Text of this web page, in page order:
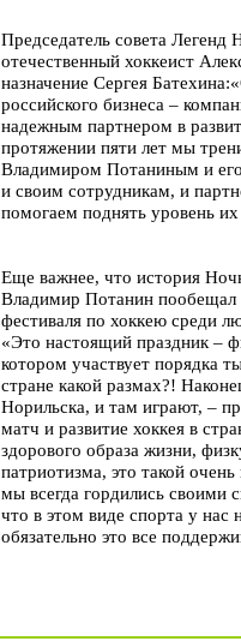
Председатель совета Легенд
отечественный хоккеист
назначение Сергея
российского бизнеса –
надежным партнером в
протяжении пяти лет мы
Владимиром Потаниным и
и своим сотрудникам, и
помогаем поднять уровень
Еще важнее, что история
Владимир Потанин пообещал
фестиваля по хоккею среди
«Это настоящий праздник –
котором участвует порядка
стране какой размах?!
Норильска, и там играют, –
матч и развитие хоккея в
здорового образа жизни,
патриотизма, это такой
мы всегда гордились
что в этом виде спорта у нас
обязательно это все